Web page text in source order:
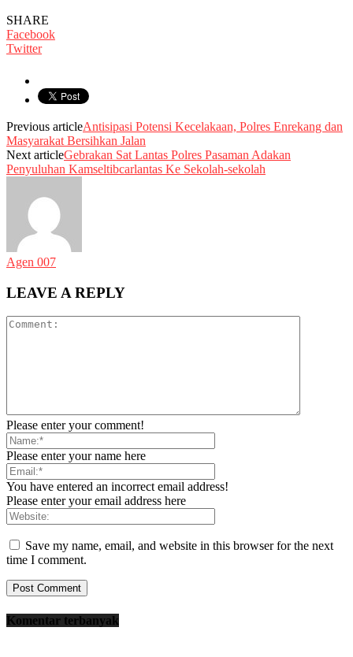
SHARE
Facebook
Twitter
Previous articleAntisipasi Potensi Kecelakaan, Polres Enrekang dan
Masyarakat Bersihkan Jalan
Next articleGebrakan Sat Lantas Polres Pasaman Adakan
Penyuluhan Kamseltibcarlantas Ke Sekolah-sekolah
Agen 007
LEAVE A REPLY
Please enter your comment!
Please enter your name here
You have entered an incorrect email address!
Please enter your email address here
Save my name, email, and website in this browser for the next
time I comment.
Komentar terbanyak